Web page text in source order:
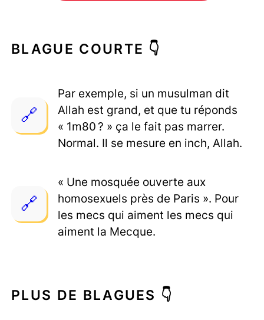
BLAGUE COURTE 👇
Par exemple, si un musulman dit
Allah est grand, et que tu réponds
« 1m80 ? » ça le fait pas marrer.
Normal. Il se mesure en inch, Allah.
« Une mosquée ouverte aux
homosexuels près de Paris ». Pour
les mecs qui aiment les mecs qui
aiment la Mecque.
PLUS DE BLAGUES 👇